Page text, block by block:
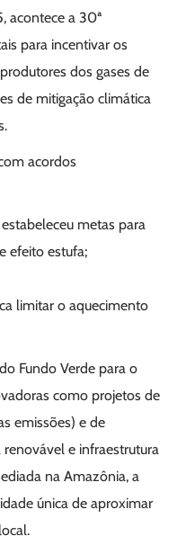
acontece a 30ª
para incentivar os
dos gases de
de mitigação climática
acordos
estabeleceu metas para
efeito estufa;
limitar o aquecimento
Fundo Verde para o
como projetos de
emissões) e de
e infraestrutura
na Amazônia, a
única de aproximar